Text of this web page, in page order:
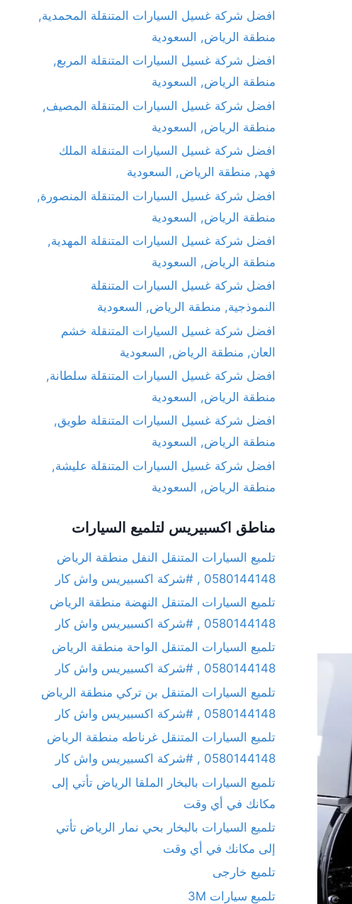
افضل شركة غسيل السيارات المتنقلة المحمدية,
منطقة الرياض, السعودية
افضل شركة غسيل السيارات المتنقلة المربع,
منطقة الرياض, السعودية
افضل شركة غسيل السيارات المتنقلة المصيف,
منطقة الرياض, السعودية
افضل شركة غسيل السيارات المتنقلة الملك
فهد, منطقة الرياض, السعودية
افضل شركة غسيل السيارات المتنقلة المنصورة,
منطقة الرياض, السعودية
افضل شركة غسيل السيارات المتنقلة المهدية,
منطقة الرياض, السعودية
افضل شركة غسيل السيارات المتنقلة
النموذجية, منطقة الرياض, السعودية
افضل شركة غسيل السيارات المتنقلة خشم
العان, منطقة الرياض, السعودية
افضل شركة غسيل السيارات المتنقلة سلطانة,
منطقة الرياض, السعودية
افضل شركة غسيل السيارات المتنقلة طويق,
منطقة الرياض, السعودية
افضل شركة غسيل السيارات المتنقلة عليشة,
منطقة الرياض, السعودية
مناطق اكسبيريس لتلميع السيارات
تلميع السيارات المتنقل النفل منطقة الرياض
0580144148 , #شركة اكسبيريس واش كار
تلميع السيارات المتنقل النهضة منطقة الرياض
0580144148 , #شركة اكسبيريس واش كار
تلميع السيارات المتنقل الواحة منطقة الرياض
0580144148 , #شركة اكسبيريس واش كار
تلميع السيارات المتنقل بن تركي منطقة الرياض
0580144148 , #شركة اكسبيريس واش كار
تلميع السيارات المتنقل غرناطه منطقة الرياض
0580144148 , #شركة اكسبيريس واش كار
تلميع السيارات بالبخار الملقا الرياض تأتي إلى
مكانك في أي وقت
تلميع السيارات بالبخار بحي نمار الرياض تأتي
إلى مكانك في أي وقت
تلميع خارجى
تلميع سيارات 3M